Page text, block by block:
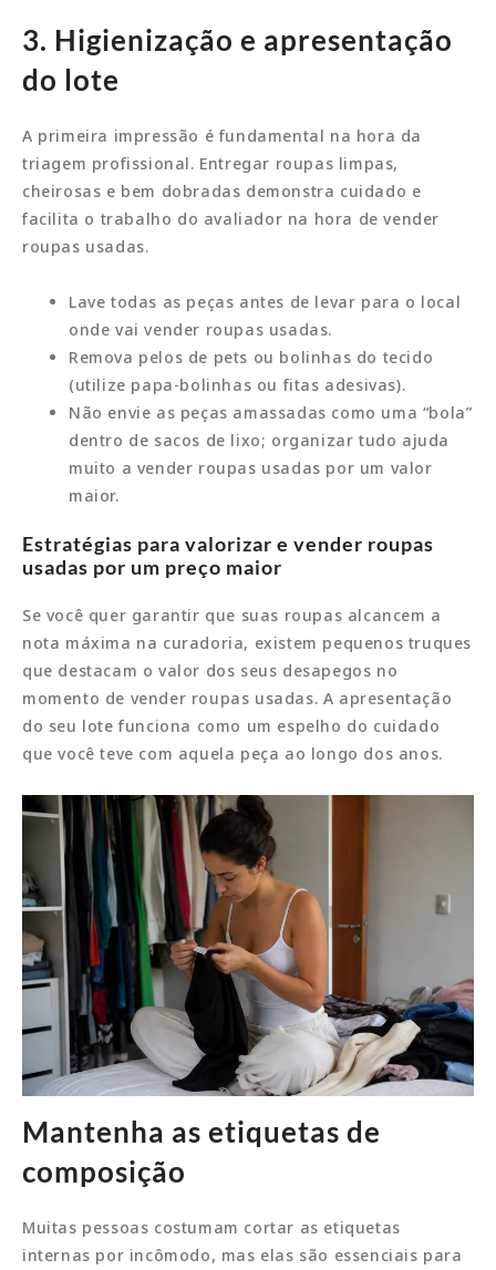
3. Higienização e apresentação
do lote
A primeira impressão é fundamental na hora da
triagem profissional. Entregar roupas limpas,
cheirosas e bem dobradas demonstra cuidado e
facilita o trabalho do avaliador na hora de vender
roupas usadas.
Lave todas as peças antes de levar para o local
onde vai vender roupas usadas.
Remova pelos de pets ou bolinhas do tecido
(utilize papa-bolinhas ou fitas adesivas).
Não envie as peças amassadas como uma “bola”
dentro de sacos de lixo; organizar tudo ajuda
muito a vender roupas usadas por um valor
maior.
Estratégias para valorizar e vender roupas
usadas por um preço maior
Se você quer garantir que suas roupas alcancem a
nota máxima na curadoria, existem pequenos truques
que destacam o valor dos seus desapegos no
momento de vender roupas usadas. A apresentação
do seu lote funciona como um espelho do cuidado
que você teve com aquela peça ao longo dos anos.
Mantenha as etiquetas de
composição
Muitas pessoas costumam cortar as etiquetas
internas por incômodo, mas elas são essenciais para